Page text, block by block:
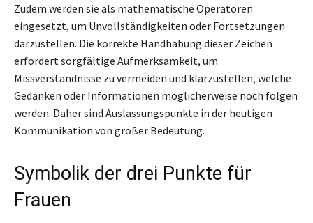
Zudem werden sie als mathematische Operatoren
eingesetzt, um Unvollständigkeiten oder Fortsetzungen
darzustellen. Die korrekte Handhabung dieser Zeichen
erfordert sorgfältige Aufmerksamkeit, um
Missverständnisse zu vermeiden und klarzustellen, welche
Gedanken oder Informationen möglicherweise noch folgen
werden. Daher sind Auslassungspunkte in der heutigen
Kommunikation von großer Bedeutung.
Symbolik der drei Punkte für
Frauen